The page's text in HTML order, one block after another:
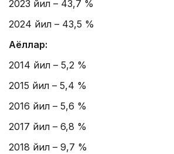
2023 йил – 43,7 %
2024 йил – 43,5 %
Аёллар:
2014 йил – 5,2 %
2015 йил – 5,4 %
2016 йил – 5,6 %
2017 йил – 6,8 %
2018 йил – 9,7 %